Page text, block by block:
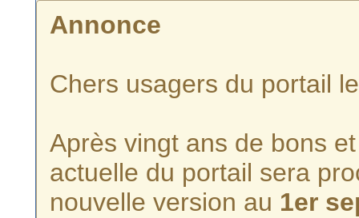
Annonce
Chers usagers du portail
Après vingt ans de bons
actuelle du portail sera
nouvelle version au 1er